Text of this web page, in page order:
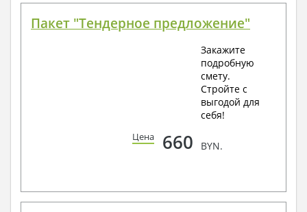
Пакет "Тендерное предложение"
Закажите
подробную
смету.
Стройте с
выгодой для
себя!
Цена 660 BYN.